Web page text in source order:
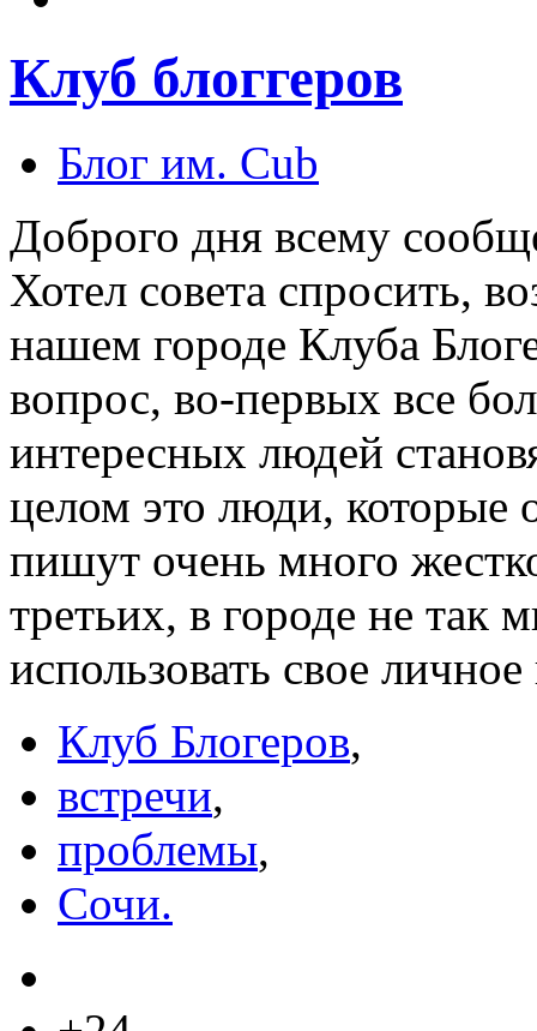
Клуб блоггеров
Блог им. Cub
Доброго дня всему
Хотел совета спросить,
нашем городе Клуба
вопрос, во-первых все
интересных людей
целом это люди, которые
пишут очень много
третьих, в городе не так
использовать свое
Клуб Блогеров,
встречи,
проблемы,
Сочи.